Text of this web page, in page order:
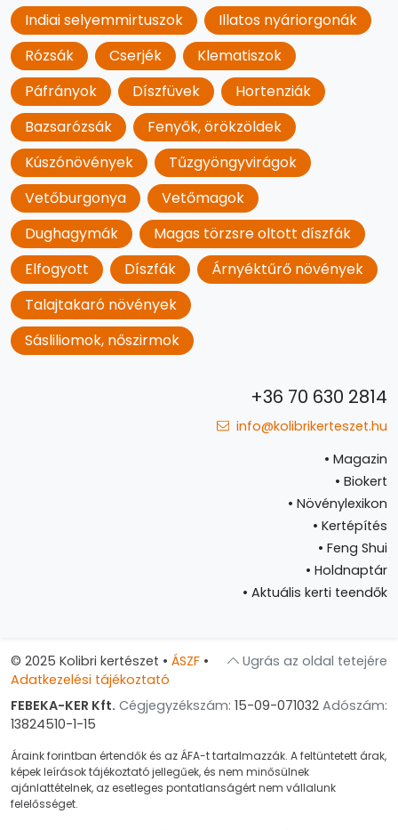
Indiai selyemmirtuszok
Illatos nyáriorgonák
Rózsák
Cserjék
Klematiszok
Páfrányok
Díszfüvek
Hortenziák
Bazsarózsák
Fenyők, örökzöldek
Kúszónövények
Tűzgyöngyvirágok
Vetőburgonya
Vetőmagok
Dughagymák
Magas törzsre oltott díszfák
Elfogyott
Díszfák
Árnyéktűrő növények
Talajtakaró növények
Sásliliomok, nőszirmok
+36 70 630 2814
info@kolibrikerteszet.hu
• Magazin
• Biokert
• Növénylexikon
• Kertépítés
• Feng Shui
• Holdnaptár
• Aktuális kerti teendők
Ugrás az oldal tetejére
© 2025 Kolibri kertészet • ÁSZF •
Adatkezelési tájékoztató
FEBEKA-KER Kft. Cégjegyzékszám: 15-09-071032 Adószám:
13824510-1-15
Áraink forintban értendők és az ÁFA-t tartalmazzák. A feltüntetett árak,
képek leírások tájékoztató jellegűek, és nem minősülnek
ajánlattételnek, az esetleges pontatlanságért nem vállalunk
felelősséget.